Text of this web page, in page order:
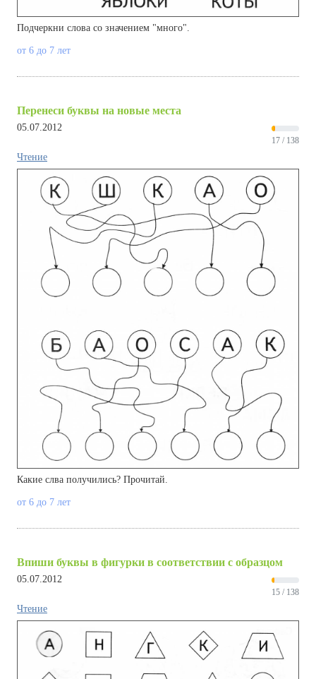
Подчеркни слова со значением "много".
от 6 до 7 лет
Перенеси буквы на новые места
05.07.2012
17 / 138
Чтение
Какие слва получились? Прочитай.
от 6 до 7 лет
Впиши буквы в фигурки в соответствии с образцом
05.07.2012
15 / 138
Чтение